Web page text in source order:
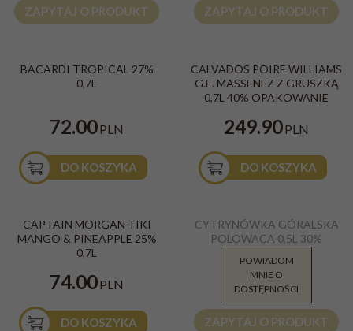
ZAPYTAJ O PRODUKT ZAPYTAJ O PRODUKT
BACARDI TROPICAL 27%
0,7L
72.00PLN
DO KOSZYKA
Emprisonnee 0,7l 40%
Kraj: Francja
CALVADOS POIRE WILLIAMS
G.E. MASSENEZ Z GRUSZKĄ
0,7L 40% OPAKOWANIE
249.90PLN
DO KOSZYKA
Pineapple Caribbean Rum 0,7l 25%
Kraj:Jamaica
CAPTAIN MORGAN TIKI
MANGO & PINEAPPLE 25%
0,7L
74.00PLN
DO KOSZYKA
30%
CYTRYNÓWKA GÓRALSKA
POLOWACA 0,5L 30%
49.99PLN
ZAPYTAJ O PRODUKT
POWIADOM
MNIE O
DOSTĘPNOŚCI